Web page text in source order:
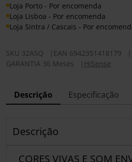
Loja Porto - Por encomenda
Loja Lisboa - Por encomenda
Loja Sintra / Cascais - Por
SKU 32A5Q EAN 6942351418179
GARANTIA 36 Meses
HiSense
Descrição Especificação
Descrição
CORES VIVAS E SOM